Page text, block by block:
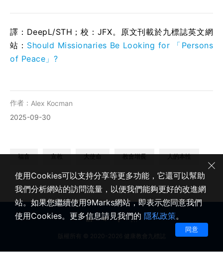
譯：DeepL/STH；校： JFX。原文刊載於九標誌英文網
站： Should Missionaries Be Looking for 「Persons
of Peace」?
作者： Alex Kocman
2025-09-30
福音 宣教 大使命 教會增長 人的本性
版權所有 © 2020-2026 健康教會九標誌
使用Cookies可以支持分享等更多功能，它還可以幫助
我們分析網站的訪問流量，以便我們能夠更好的改進網
站。如果您繼續使用9Marks網站，即表示您同意我們
使用Cookies。更多信息請見我們的 隱私政策。
同意